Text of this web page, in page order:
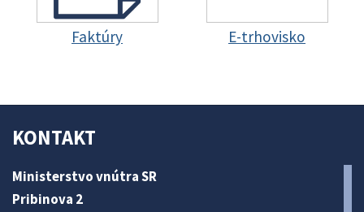
Faktúry E-trhovisko
KONTAKT
Ministerstvo vnútra SR
Pribinova 2